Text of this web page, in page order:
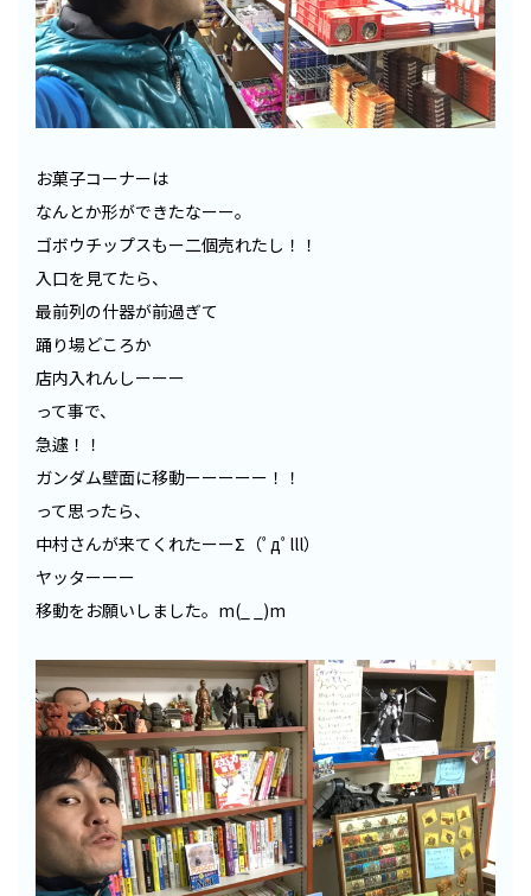
お菓子コーナーは
なんとか形ができたなーー。
ゴボウチップスもー二個売れたし！！
入口を見てたら、
最前列の什器が前過ぎて
踊り場どころか
店内入れんしーーー
って事で、
急遽！！
ガンダム壁面に移動ーーーーー！！
って思ったら、
中村さんが来てくれたーーΣ（ﾟдﾟlll）
ヤッターーー
移動をお願いしました。m(_ _)m